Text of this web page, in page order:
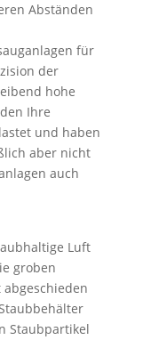
Abständen
für
der
hohe
Ihre
und haben
aber nicht
auch
Luft
groben
Staubpartikel